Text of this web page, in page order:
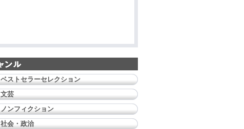
ベストセラーセレクション
文芸
ノンフィクション
社会・政治